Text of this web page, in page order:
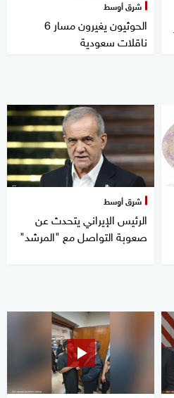
شرق أوسط
الحوثيون يغيرون مسار 6
ناقلات سعودية
شرق أوسط
الرئيس الإيراني يتحدث عن
صعوبة التواصل مع "المرشد"